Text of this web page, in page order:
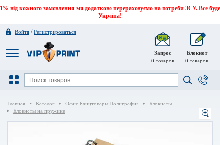
1% від кожного замовлення ми додатково перераховуємо на потреби ЗСУ. Все буде
Україна!
Войти /Регистрироваться
Запрос
0 товаров
Блокнот
0 товаров
Главная Каталог Офис Канцтовары Полиграфия
Блокноты
Блокноты на пружине